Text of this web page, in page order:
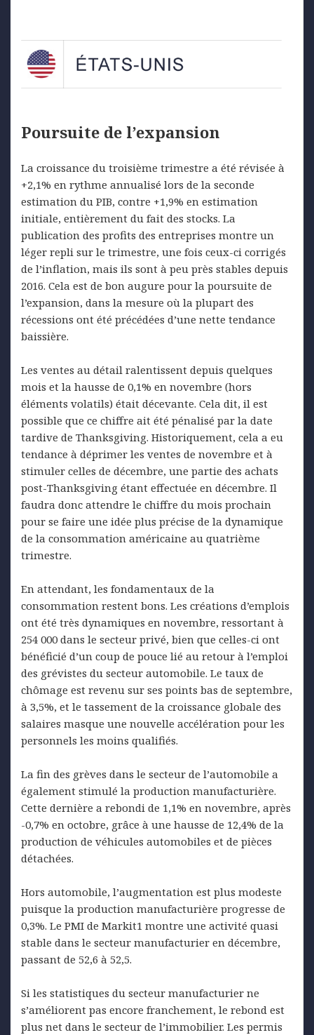
Poursuite de l’expansion
La croissance du troisième trimestre a été révisée à
+2,1% en rythme annualisé lors de la seconde
estimation du PIB, contre +1,9% en estimation
initiale, entièrement du fait des stocks. La
publication des profits des entreprises montre un
léger repli sur le trimestre, une fois ceux-ci corrigés
de l’inflation, mais ils sont à peu près stables depuis
2016. Cela est de bon augure pour la poursuite de
l’expansion, dans la mesure où la plupart des
récessions ont été précédées d’une nette tendance
baissière.
Les ventes au détail ralentissent depuis quelques
mois et la hausse de 0,1% en novembre (hors
éléments volatils) était décevante. Cela dit, il est
possible que ce chiffre ait été pénalisé par la date
tardive de Thanksgiving. Historiquement, cela a eu
tendance à déprimer les ventes de novembre et à
stimuler celles de décembre, une partie des achats
post-Thanksgiving étant effectuée en décembre. Il
faudra donc attendre le chiffre du mois prochain
pour se faire une idée plus précise de la dynamique
de la consommation américaine au quatrième
trimestre.
En attendant, les fondamentaux de la
consommation restent bons. Les créations d’emplois
ont été très dynamiques en novembre, ressortant à
254 000 dans le secteur privé, bien que celles-ci ont
bénéficié d’un coup de pouce lié au retour à l’emploi
des grévistes du secteur automobile. Le taux de
chômage est revenu sur ses points bas de septembre,
à 3,5%, et le tassement de la croissance globale des
salaires masque une nouvelle accélération pour les
personnels les moins qualifiés.
La fin des grèves dans le secteur de l’automobile a
également stimulé la production manufacturière.
Cette dernière a rebondi de 1,1% en novembre, après
-0,7% en octobre, grâce à une hausse de 12,4% de la
production de véhicules automobiles et de pièces
détachées.
Hors automobile, l’augmentation est plus modeste
puisque la production manufacturière progresse de
0,3%. Le PMI de Markit1 montre une activité quasi
stable dans le secteur manufacturier en décembre,
passant de 52,6 à 52,5.
Si les statistiques du secteur manufacturier ne
s’améliorent pas encore franchement, le rebond est
plus net dans le secteur de l’immobilier. Les permis